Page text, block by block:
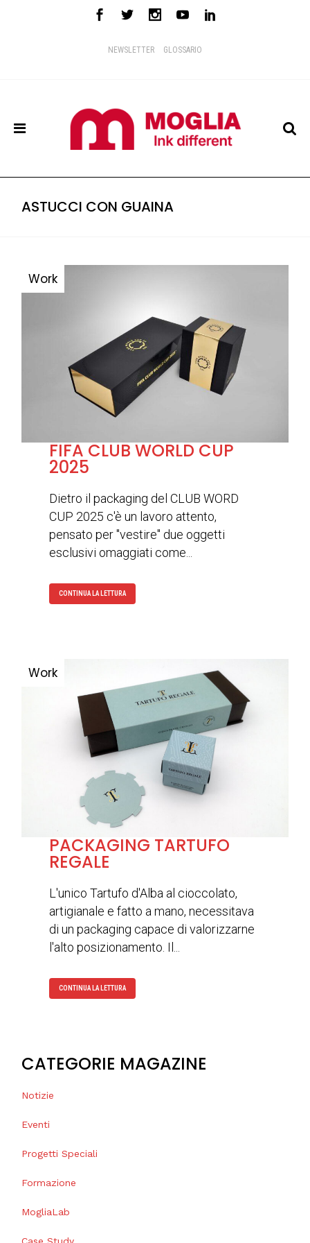
NEWSLETTER GLOSSARIO
ASTUCCI CON GUAINA
FIFA CLUB WORLD CUP
2025
Dietro il packaging del CLUB WORD
CUP 2025 c'è un lavoro attento,
pensato per "vestire" due oggetti
esclusivi omaggiati come...
CONTINUA LA LETTURA
PACKAGING TARTUFO
REGALE
L'unico Tartufo d'Alba al cioccolato,
artigianale e fatto a mano, necessitava
di un packaging capace di valorizzarne
l'alto posizionamento. Il...
CONTINUA LA LETTURA
CATEGORIE MAGAZINE
Notizie
Eventi
Progetti Speciali
Formazione
MogliaLab